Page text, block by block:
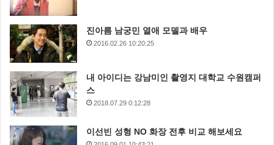
진아름 남궁민 열애 모델과 배우
2016.02.26 10:20:25
내 아이디는 강남미인 촬영지 대학교 수원캠퍼
스
2018.07.29 0:12:28
이선빈 성형 NO 화장 전후 비교 해보세요